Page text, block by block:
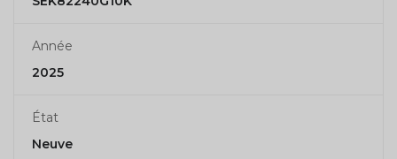
Année
2025
État
Neuve